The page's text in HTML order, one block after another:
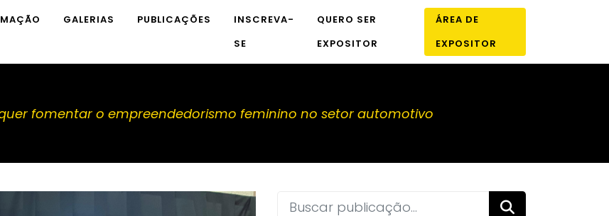
GALERIAS PUBLICAÇÕES
INSCREVA-
SE
QUERO SER
EXPOSITOR
ÁREA DE
EXPOSITOR
quer fomentar o empreendedorismo feminino no setor automotivo